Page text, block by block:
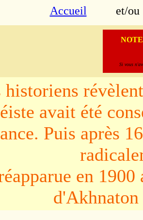
Accueil et/
Si vous
historiens
avait été
Puis après
en